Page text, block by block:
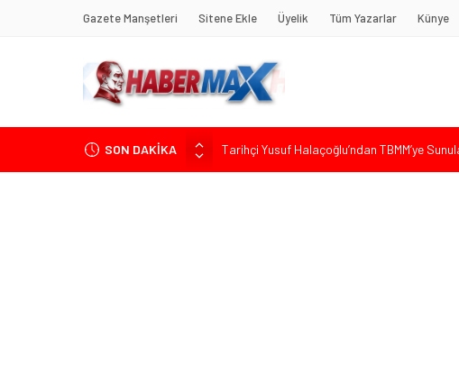
Gazete Manşetleri Sitene Ekle Üyelik Tüm Yazarlar Künye
SON DAKİKA
Tarihçi Yusuf Halaçoğlu’ndan TBMM’ye